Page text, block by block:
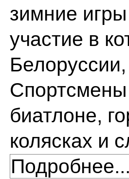
зимние
участие в
Спортсмены
биатлоне,
колясках и
Подробнее...